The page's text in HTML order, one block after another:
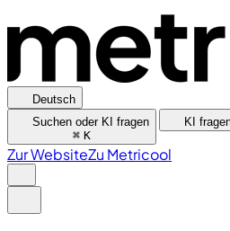
Deutsch
Suchen oder KI fragen
⌘ K
KI
Zur WebsiteZu Metricool